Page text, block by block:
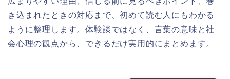
き込まれたときの対応まで、初めて読む人にもわかる
ように整理します。体験談ではなく、言葉の意味と社
会心理の観点から、できるだけ実用的にまとめます。